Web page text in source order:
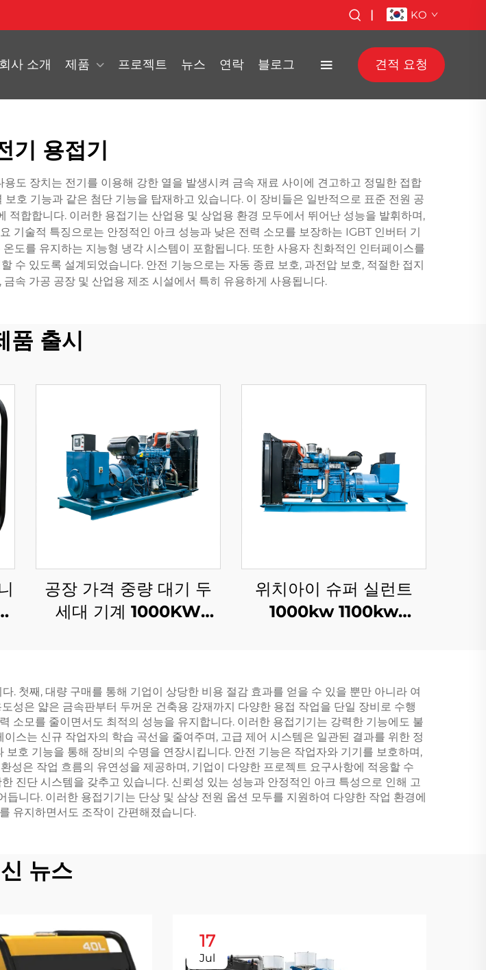
| KO
회사 소개 제품 프로젝트 뉴스 연락 블로그 견적 요청
기 용접기
도 장치는 전기를 이용해 강한 열을 발생시켜 금속 재료 사이에 견고하고 정밀한 접합
호 기능과 같은 첨단 기능을 탑재하고 있습니다. 이 장비들은 일반적으로 표준 전원 공
합합니다. 이러한 용접기는 산업용 및 상업용 환경 모두에서 뛰어난 성능을 발휘하며,
기술적 특징으로는 안정적인 아크 성능과 낮은 전력 소모를 보장하는 IGBT 인버터 기
도를 유지하는 지능형 냉각 시스템이 포함됩니다. 또한 사용자 친화적인 인터페이스를
수 있도록 설계되었습니다. 안전 기능으로는 자동 종료 보호, 과전압 보호, 적절한 접지
속 가공 공장 및 산업용 제조 시설에서 특히 유용하게 사용됩니다.
품 출시
공장 가격 중량 대기 두
세대 기계 1000KW
위치아이 슈퍼 실런트
1000kw 1100kw
. 첫째, 대량 구매를 통해 기업이 상당한 비용 절감 효과를 얻을 수 있을 뿐만 아니라 여
성은 얇은 금속판부터 두꺼운 건축용 강재까지 다양한 용접 작업을 단일 장비로 수행
소모를 줄이면서도 최적의 성능을 유지합니다. 이러한 용접기기는 강력한 기능에도 불
스는 신규 작업자의 학습 곡선을 줄여주며, 고급 제어 시스템은 일관된 결과를 위한 정
호 기능을 통해 장비의 수명을 연장시킵니다. 안전 기능은 작업자와 기기를 보호하며,
성은 작업 흐름의 유연성을 제공하며, 기업이 다양한 프로젝트 요구사항에 적응할 수
진단 시스템을 갖추고 있습니다. 신뢰성 있는 성능과 안정적인 아크 특성으로 인해 고
니다. 이러한 용접기기는 단상 및 삼상 전원 옵션 모두를 지원하여 다양한 작업 환경에
유지하면서도 조작이 간편해졌습니다.
뉴스
17
Jul